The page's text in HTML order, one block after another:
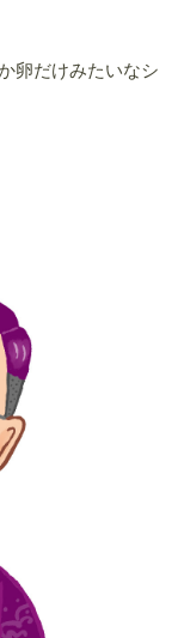
卵だけみたいなシ